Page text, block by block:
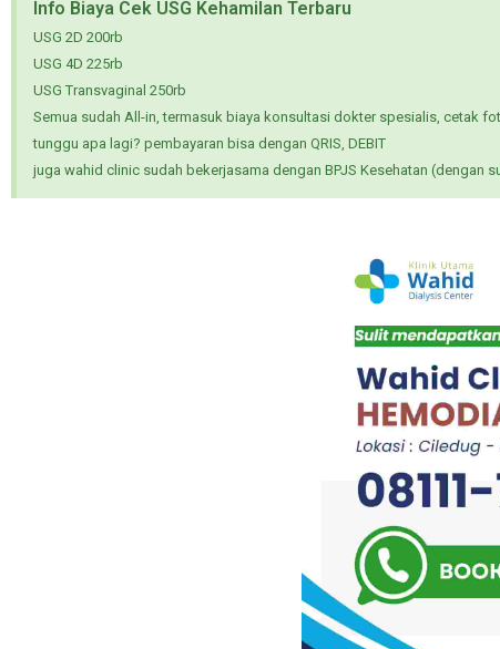
Info Biaya Cek USG Kehamilan Terbaru
USG 2D 200rb
USG 4D 225rb
USG Transvaginal 250rb
Semua sudah All-in, termasuk biaya konsultasi dokter spesialis, cetak
tunggu apa lagi? pembayaran bisa dengan QRIS, DEBIT
juga wahid clinic sudah bekerjasama dengan BPJS Kesehatan (dengan